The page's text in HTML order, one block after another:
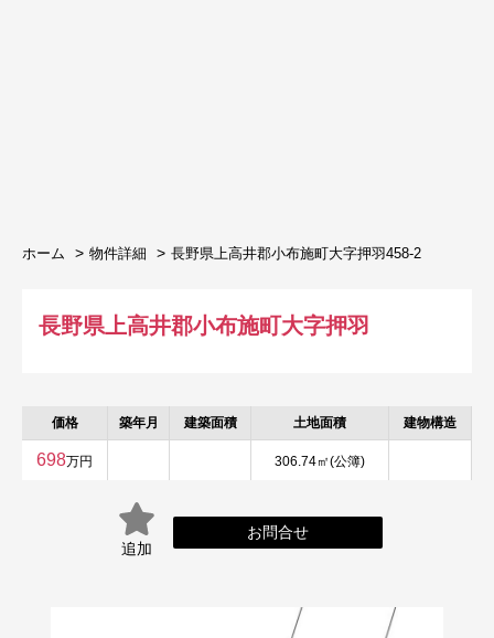
ホーム 物件詳細 ⻑野県上⾼井郡⼩布施町⼤字押⽻458-2
⻑野県上⾼井郡⼩布施町⼤字押⽻
価格 築年月 建築面積 土地面積 建物構造
698万円 306.74㎡(公簿)
追加
お問合せ